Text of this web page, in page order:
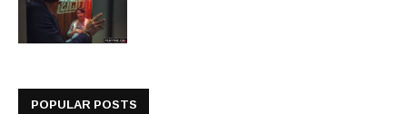
POPULAR POSTS